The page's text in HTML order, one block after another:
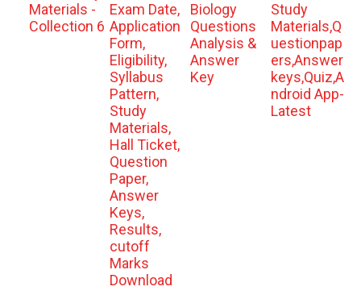
Materials -
Collection 6
Exam Date,
Application
Form,
Eligibility,
Syllabus
Pattern,
Study
Materials,
Hall Ticket,
Question
Paper,
Answer
Keys,
Results,
cutoff
Marks
Download
Biology
Questions
Analysis &
Answer
Key
Study
Materials,Q
uestionpap
ers,Answer
keys,Quiz,A
ndroid App-
Latest